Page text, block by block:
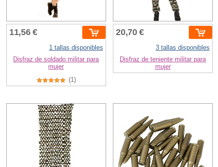
11,56 €
1 tallas disponibles
Disfraz de soldado militar para
mujer
(1)
20,70 €
3 tallas disponibles
Disfraz de teniente militar para
mujer